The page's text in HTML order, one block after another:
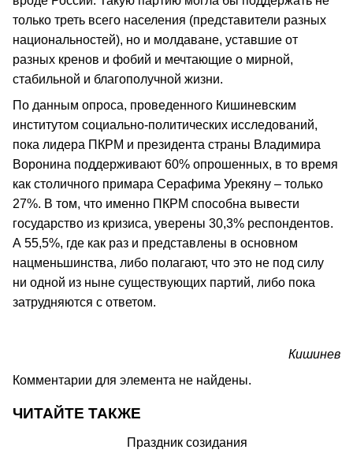
только треть всего населения (представители разных
национальностей), но и молдаване, уставшие от
разных кренов и фобий и мечтающие о мирной,
стабильной и благополучной жизни.
По данным опроса, проведенного Кишиневским
институтом социально-политических исследований,
пока лидера ПКРМ и президента страны Владимира
Воронина поддерживают 60% опрошенных, в то время
как столичного примара Серафима Урекяну – только
27%. В том, что именно ПКРМ способна вывести
государство из кризиса, уверены 30,3% респондентов.
А 55,5%, где как раз и представлены в основном
нацменьшинства, либо полагают, что это не под силу
ни одной из ныне существующих партий, либо пока
затрудняются с ответом.
Кишинев
Комментарии для элемента не найдены.
ЧИТАЙТЕ ТАКЖЕ
Праздник созидания